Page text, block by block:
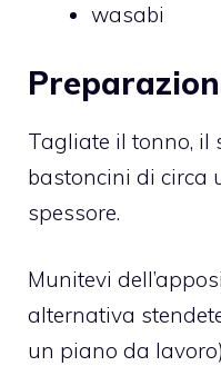
wasabi
Tagliate il tonno, il
bastoncini di circa
spessore.
Munitevi
alternativa
un piano da